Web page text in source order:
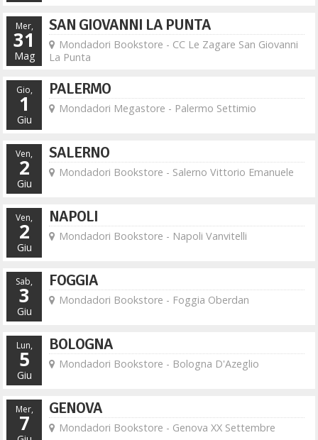
Mer,
31
Mag
SAN GIOVANNI LA PUNTA
Mondadori Bookstore - CC Le Zagare San Giovanni
La Punta
Gio,
1
Giu
PALERMO
Mondadori Megastore - Palermo Settimio
Ven,
2
Giu
SALERNO
Mondadori Bookstore - Salerno Vittorio Emanuele
Ven,
2
Giu
NAPOLI
Mondadori Bookstore - Napoli Vanvitelli
Sab,
3
Giu
FOGGIA
Mondadori Bookstore - Foggia Oberdan
Lun,
5
Giu
BOLOGNA
Mondadori Bookstore - Bologna D'Azeglio
Mer,
7
GENOVA
Mondadori Bookstore - Genova XX Settembre